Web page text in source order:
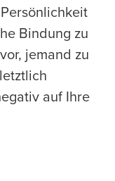
Bindung zu
jemand zu
auf Ihre